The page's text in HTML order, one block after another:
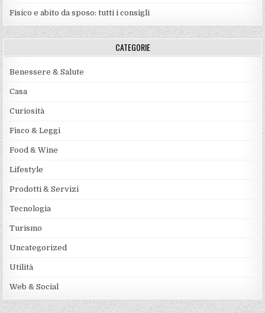
Fisico e abito da sposo: tutti i consigli
CATEGORIE
Benessere & Salute
Casa
Curiosità
Fisco & Leggi
Food & Wine
Lifestyle
Prodotti & Servizi
Tecnologia
Turismo
Uncategorized
Utilità
Web & Social